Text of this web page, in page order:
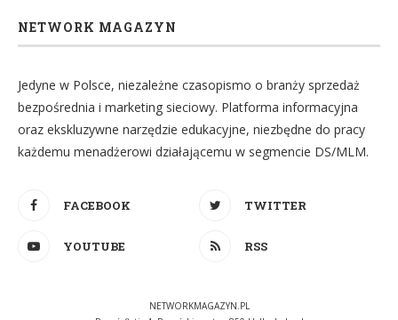
NETWORK MAGAZYN
Jedyne w Polsce, niezależne czasopismo o branży sprzedaż
bezpośrednia i marketing sieciowy. Platforma informacyjna
oraz ekskluzywne narzędzie edukacyjne, niezbędne do pracy
każdemu menadżerowi działającemu w segmencie DS/MLM.
FACEBOOK TWITTER
YOUTUBE RSS
NETWORKMAGAZYN.PL